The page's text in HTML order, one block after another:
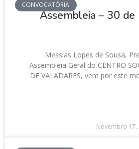
CONVOCATÓRIA
Assembleia – 30 de
Messias Lopes de Sousa,
Assembleia Geral do CENTRO
DE VALADARES, vem por este
Novembro 17,